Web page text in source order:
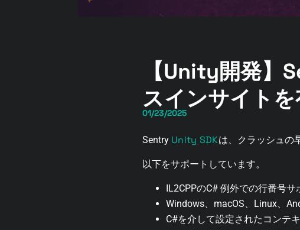
【Unity開発】
スインサイト
01/23/2025
Sentry Unity SDKは、クラッシュの
以下をサポートしています。
IL2CPPのC# 例外での行番号サ
Windows、macOS、Linux、
C#を介して設定されたコンテ